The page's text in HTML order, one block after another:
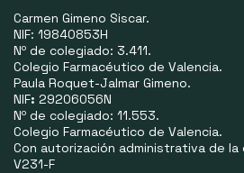
Carmen Gimeno Siscar.
NIF: 19840853H
Nº de colegiado: 3.411.
Colegio Farmacéutico de Valencia.
Paula Roquet-Jalmar Gimeno.
NIF: 29206056N
Nº de colegiado: 11.553.
Colegio Farmacéutico de Valencia.
Con autorización administrativa de la
V231-F